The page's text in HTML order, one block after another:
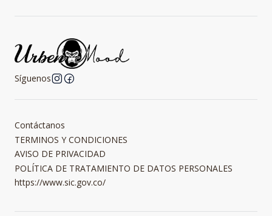
Síguenos
Contáctanos
TERMINOS Y CONDICIONES
AVISO DE PRIVACIDAD
POLÍTICA DE TRATAMIENTO DE DATOS PERSONALES
https://www.sic.gov.co/